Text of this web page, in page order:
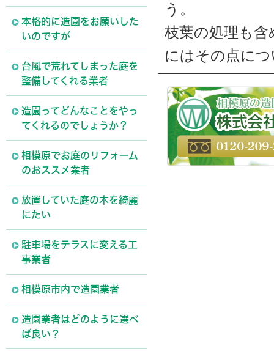
本格的に造園をお願いした
いのですが
台風で荒れてしまった庭を
整備してくれる業者
造園ってどんなことをやっ
てくれるのでしょうか？
相模原でお庭のリフォーム
のおススメ業者
放置していた庭の木を綺麗
にたい
駐車場をテラスに変える工
事業者
相模原市内で造園業者
造園業者はどのように選べ
ば良い？
う。
枝葉の処理も
にはその点に